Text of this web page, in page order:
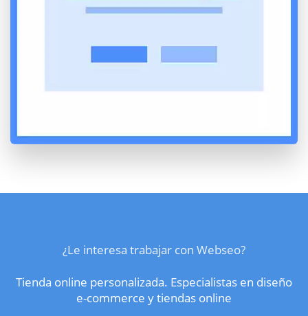
¿Le interesa trabajar con Webseo?
Tienda online personalizada. Especialistas en diseño
e-commerce y tiendas online